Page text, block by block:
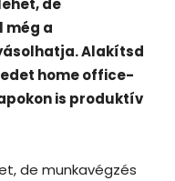
de
még a
Alakítsd
home office-
is produktív
de munkavégzés